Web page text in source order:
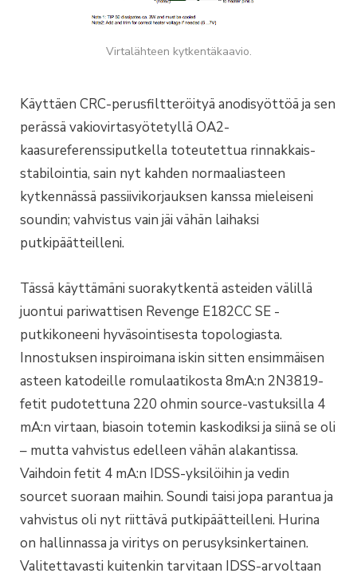
Virtalähteen kytkentäkaavio.
Käyttäen CRC-perusfiltteröityä anodisyöttöä ja sen
perässä vakiovirtasyötetyllä OA2-
kaasureferenssiputkella toteutettua rinnakkais-
stabilointia, sain nyt kahden normaaliasteen
kytkennässä passiivikorjauksen kanssa mieleiseni
soundin; vahvistus vain jäi vähän laihaksi
putkipäätteilleni.
Tässä käyttämäni suorakytkentä asteiden välillä
juontui pariwattisen Revenge E182CC SE -
putkikoneeni hyväsointisesta topologiasta.
Innostuksen inspiroimana iskin sitten ensimmäisen
asteen katodeille romulaatikosta 8mA:n 2N3819-
fetit pudotettuna 220 ohmin source-vastuksilla 4
mA:n virtaan, biasoin totemin kaskodiksi ja siinä se oli
– mutta vahvistus edelleen vähän alakantissa.
Vaihdoin fetit 4 mA:n IDSS-yksilöihin ja vedin
sourcet suoraan maihin. Soundi taisi jopa parantua ja
vahvistus oli nyt riittävä putkipäätteilleni. Hurina
on hallinnassa ja viritys on perusyksinkertainen.
Valitettavasti kuitenkin tarvitaan IDSS-arvoltaan